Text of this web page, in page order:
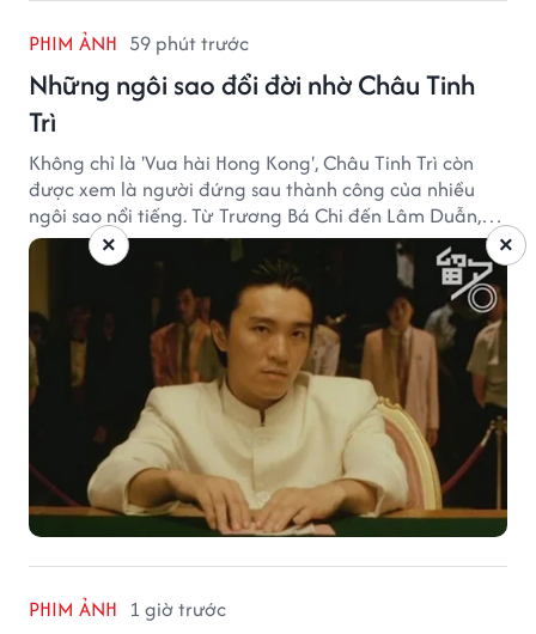
PHIM ẢNH 59 phút trước
Những ngôi sao đổi đời nhờ Châu Tinh
Trì
Không chỉ là 'Vua hài Hong Kong', Châu Tinh Trì còn
được xem là người đứng sau thành công của nhiều
ngôi sao nổi tiếng. Từ Trương Bá Chi đến Lâm Duẫn,
không ít diễn viên đã bước sang trang mới trong sự
nghiệp nhờ cơ hội từ Châu Tinh Trì.
PHIM ẢNH 1 giờ trước
×
×